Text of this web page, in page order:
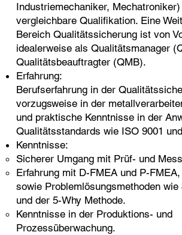
Industriemechaniker,
vergleichbare Qualifikation. Eine
Bereich Qualitätssicherung ist von
idealerweise als Qualitätsmanager
Qualitätsbeauftragter (QMB).
Erfahrung:
Berufserfahrung in der
vorzugsweise in der
und praktische Kenntnisse in der
Qualitätsstandards wie ISO 9001
Kenntnisse:
Sicherer Umgang mit Prüf- und
Erfahrung mit D-FMEA und P-
sowie Problemlösungsmethoden
und der 5-Why Methode.
Kenntnisse in der Produktions- und
Prozessüberwachung.